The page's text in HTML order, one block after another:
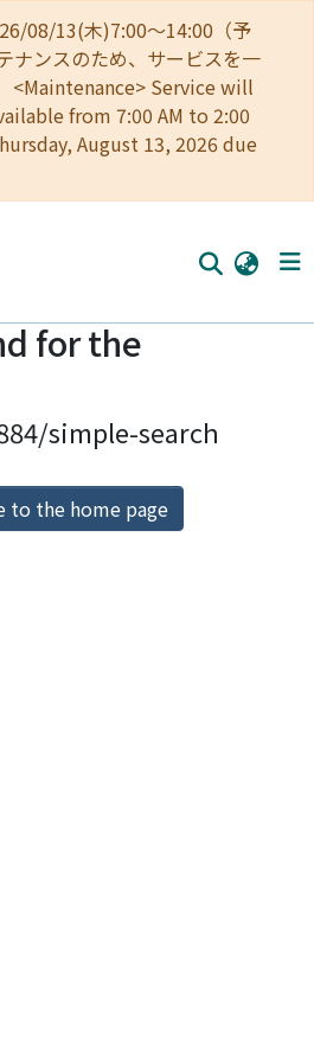
08/13(木)7:00～14:00（予
ナンスのため、サービスを一
<Maintenance> Service will
from 7:00 AM to 2:00
August 13, 2026 due
for the
simple-search
to the home page